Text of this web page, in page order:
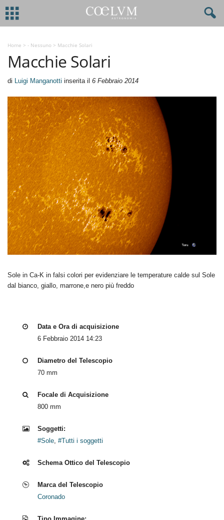
Home > - Nessuno > Macchie Solari
Macchie Solari
di Luigi Manganotti inserita il 6 Febbraio 2014
Sole in Ca-K in falsi colori per evidenziare le temperature calde sul Sole
dal bianco, giallo, marrone,e nero più freddo
Data e Ora di acquisizione
6 Febbraio 2014 14:23
Diametro del Telescopio
70 mm
Focale di Acquisizione
800 mm
Soggetti:
#Sole, #Tutti i soggetti
Schema Ottico del Telescopio
Marca del Telescopio
Coronado